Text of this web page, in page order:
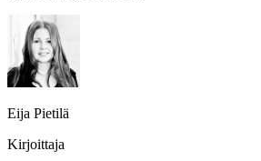
Eija Pietilä
Kirjoittaja